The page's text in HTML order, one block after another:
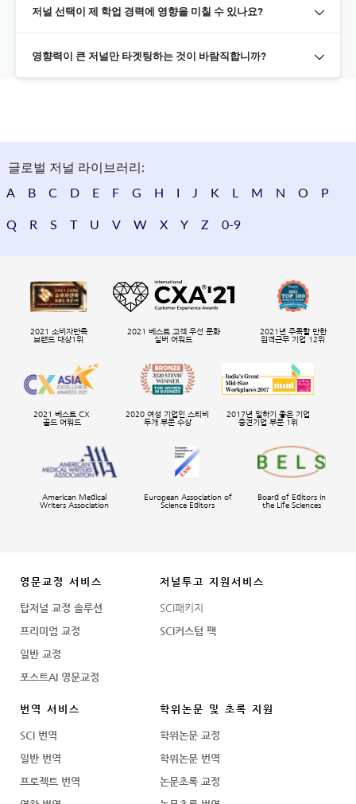
저널 선택이 제 학업 경력에 영향을 미칠 수 있나요?
영향력이 큰 저널만 타겟팅하는 것이 바람직합니까?
글로벌 저널 라이브러리:
A
B C D E F G H I J K L M N O P
Q R S T U V W X Y Z 0-9